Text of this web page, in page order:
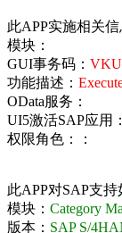
此APP实施相关信
模块：
GUI事务码：
功能描述：
OData服务：
UI5激活SAP应用：
权限角色：：
此APP对SAP支持
模块： Category
版本： SAP S/